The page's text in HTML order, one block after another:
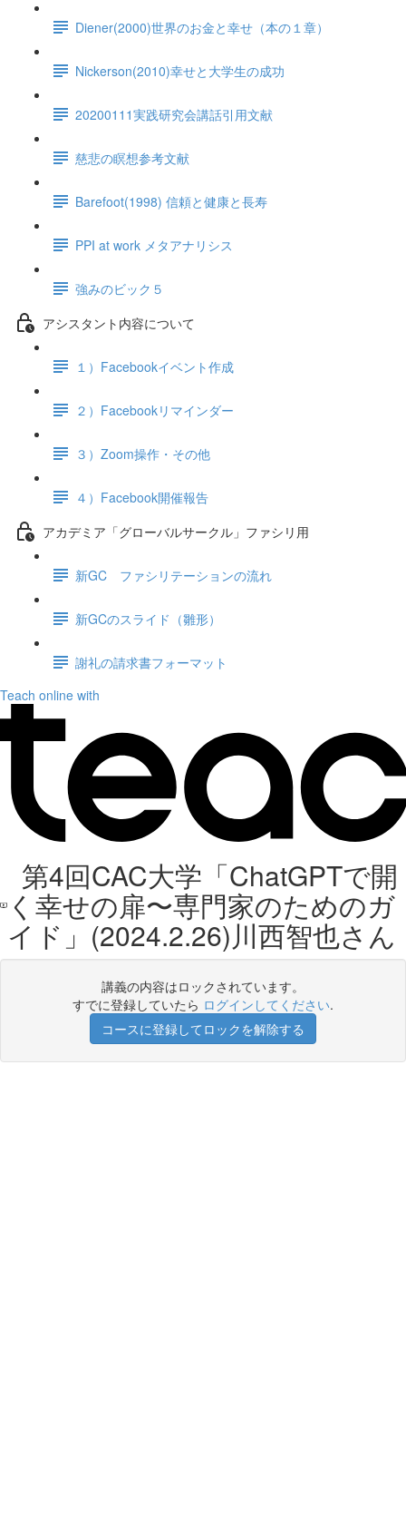
Diener(2000)世界のお金と幸せ（本の１章）
Nickerson(2010)幸せと大学生の成功
20200111実践研究会講話引用文献
慈悲の瞑想参考文献
Barefoot(1998) 信頼と健康と長寿
PPI at work メタアナリシス
強みのビック５
アシスタント内容について
１）Facebookイベント作成
２）Facebookリマインダー
３）Zoom操作・その他
４）Facebook開催報告
アカデミア「グローバルサークル」ファシリ用
新GC ファシリテーションの流れ
新GCのスライド（雛形）
謝礼の請求書フォーマット
Teach online with
第4回CAC大学「ChatGPTで開
く幸せの扉〜専門家のためのガ
イド」(2024.2.26)川西智也さん
講義の内容はロックされています。
すでに登録していたら ログインしてください.
コースに登録してロックを解除する